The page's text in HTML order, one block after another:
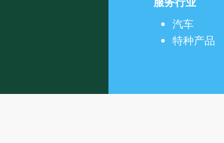
汽车
特种产品